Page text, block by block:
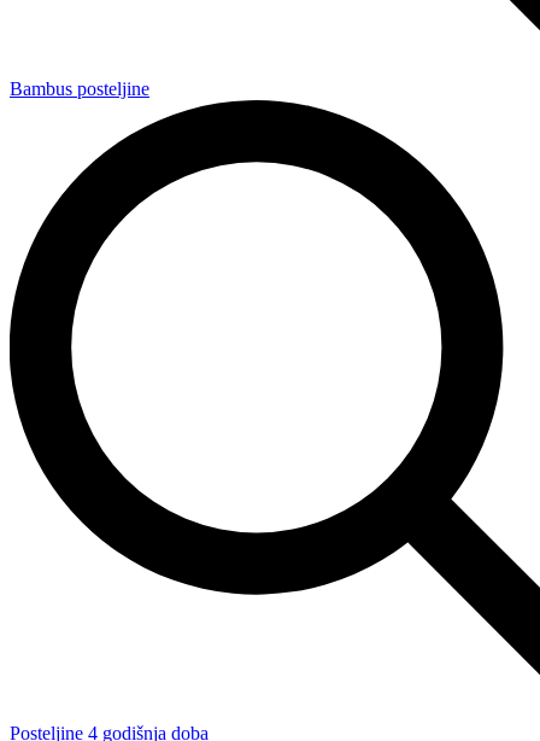
Bambus posteljine
Posteljine 4 godišnja doba